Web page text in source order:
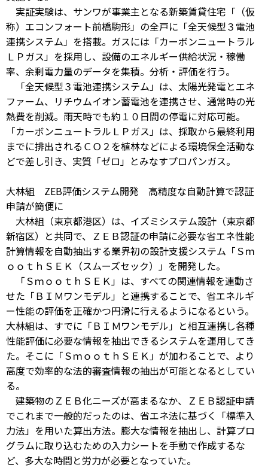
実証実験は、サンワが事業主となる新築賃貸住宅「（仮
称）エコンフォート前橋駒形」の全戸に「全天候型３電池
連携システム」を搭載。ガスには「カーボンニュートラル
ＬＰガス」を採用し、設備のエネルギー供給状況・稼働
率、余剰電力量のデータを集積。分析・評価を行う。
「全天候型３電池連携システム」は、太陽光発電とエネ
ファーム、リチウムイオン蓄電池を連携させ、通常時の光
熱費を削減。雨天時でも約１０日間の停電に対応可能。
「カーボンニュートラルＬＰガス」は、採取から最終利用
までに排出されるＣＯ２を植林などによる環境保全活動な
どで差し引き、実質「ゼロ」とみなすプロパンガス。
大林組 ZEB評価システム開発 高精度な自動計算で認証
申請が簡便に
大林組（東京都港区）は、イズミシステム設計（東京都
新宿区）と共同で、ＺＥＢ認証の申請に必要な省エネ性能
計算情報を自動抽出する業界初の設計支援システム「Ｓｍ
ｏｏｔｈＳＥＫ（スムーズセック）」を開発した。
「ＳｍｏｏｔｈＳＥＫ」は、すべての関連情報を連動さ
せた「ＢＩＭワンモデル」と連携することで、省エネルギ
ー性能の評価を正確かつ円滑に行えるようになるという。
大林組は、すでに「ＢＩＭワンモデル」と相互連携し各種
性能評価に必要な情報を抽出できるシステムを運用してき
た。そこに「ＳｍｏｏｔｈＳＥＫ」が加わることで、より
高度で効率的な法的審査情報の抽出が可能となるとしてい
る。
建築物のＺＥＢ化ニーズが高まるなか、ＺＥＢ認証申請
でこれまで一般的だったのは、省エネ法に基づく「標準入
力法」を用いた算出方法。膨大な情報を抽出し、計算プロ
グラムに取り込むための入力シートを手動で作成するな
ど、多大な時間と労力が必要となっていた。